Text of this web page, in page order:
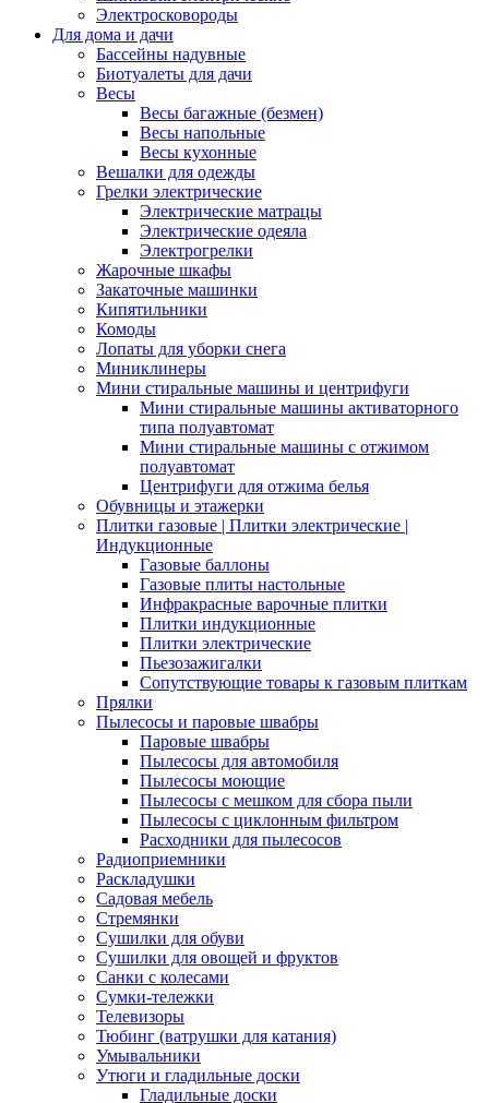
Электросковороды
Для дома и дачи
Бассейны надувные
Биотуалеты для дачи
Весы
Весы багажные (безмен)
Весы напольные
Весы кухонные
Вешалки для одежды
Грелки электрические
Электрические матрацы
Электрические одеяла
Электрогрелки
Жарочные шкафы
Закаточные машинки
Кипятильники
Комоды
Лопаты для уборки снега
Миниклинеры
Мини стиральные машины и центрифуги
Мини стиральные машины активаторного
типа полуавтомат
Мини стиральные машины с отжимом
полуавтомат
Центрифуги для отжима белья
Обувницы и этажерки
Плитки газовые | Плитки электрические |
Индукционные
Газовые баллоны
Газовые плиты настольные
Инфракрасные варочные плитки
Плитки индукционные
Плитки электрические
Пьезозажигалки
Сопутствующие товары к газовым плиткам
Прялки
Пылесосы и паровые швабры
Паровые швабры
Пылесосы для автомобиля
Пылесосы моющие
Пылесосы с мешком для сбора пыли
Пылесосы с циклонным фильтром
Расходники для пылесосов
Радиоприемники
Раскладушки
Садовая мебель
Стремянки
Сушилки для обуви
Сушилки для овощей и фруктов
Санки с колесами
Сумки-тележки
Телевизоры
Тюбинг (ватрушки для катания)
Умывальники
Утюги и гладильные доски
Гладильные доски